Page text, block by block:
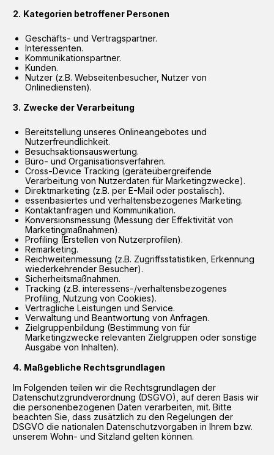
Kategorien betroffener Personen
Geschäfts- und Vertragspartner.
Interessenten.
Kommunikationspartner.
Kunden.
Nutzer (z.B. Webseitenbesucher, Nutzer von
Onlinediensten).
Zwecke der Verarbeitung
Bereitstellung unseres Onlineangebotes und
Nutzerfreundlichkeit.
Besuchsaktionsauswertung.
Büro- und Organisationsverfahren.
Cross-Device Tracking (geräteübergreifende
Verarbeitung von Nutzerdaten für Marketingzwecke).
Direktmarketing (z.B. per E-Mail oder postalisch).
essenbasiertes und verhaltensbezogenes Marketing.
Kontaktanfragen und Kommunikation.
Konversionsmessung (Messung der Effektivität von
Marketingmaßnahmen).
Profiling (Erstellen von Nutzerprofilen).
Remarketing.
Reichweitenmessung (z.B. Zugriffsstatistiken, Erkennung
wiederkehrender Besucher).
Sicherheitsmaßnahmen.
Tracking (z.B. interessens-/verhaltensbezogenes
Profiling, Nutzung von Cookies).
Vertragliche Leistungen und Service.
Verwaltung und Beantwortung von Anfragen.
Zielgruppenbildung (Bestimmung von für
Marketingzwecke relevanten Zielgruppen oder sonstige
Ausgabe von Inhalten).
Maßgebliche Rechtsgrundlagen
Im Folgenden teilen wir die Rechtsgrundlagen der
Datenschutzgrundverordnung (DSGVO), auf deren Basis wir
die personenbezogenen Daten verarbeiten, mit. Bitte
beachten Sie, dass zusätzlich zu den Regelungen der
DSGVO die nationalen Datenschutzvorgaben in Ihrem bzw.
unserem Wohn- und Sitzland gelten können.